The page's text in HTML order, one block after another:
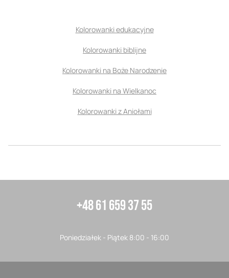
Kolorowanki edukacyjne
Kolorowanki biblijne
Kolorowanki na Boże Narodzenie
Kolorowanki na Wielkanoc
Kolorowanki z Aniołami
+48 61 659 37 55
Poniedziałek - Piątek 8:00 - 16:00